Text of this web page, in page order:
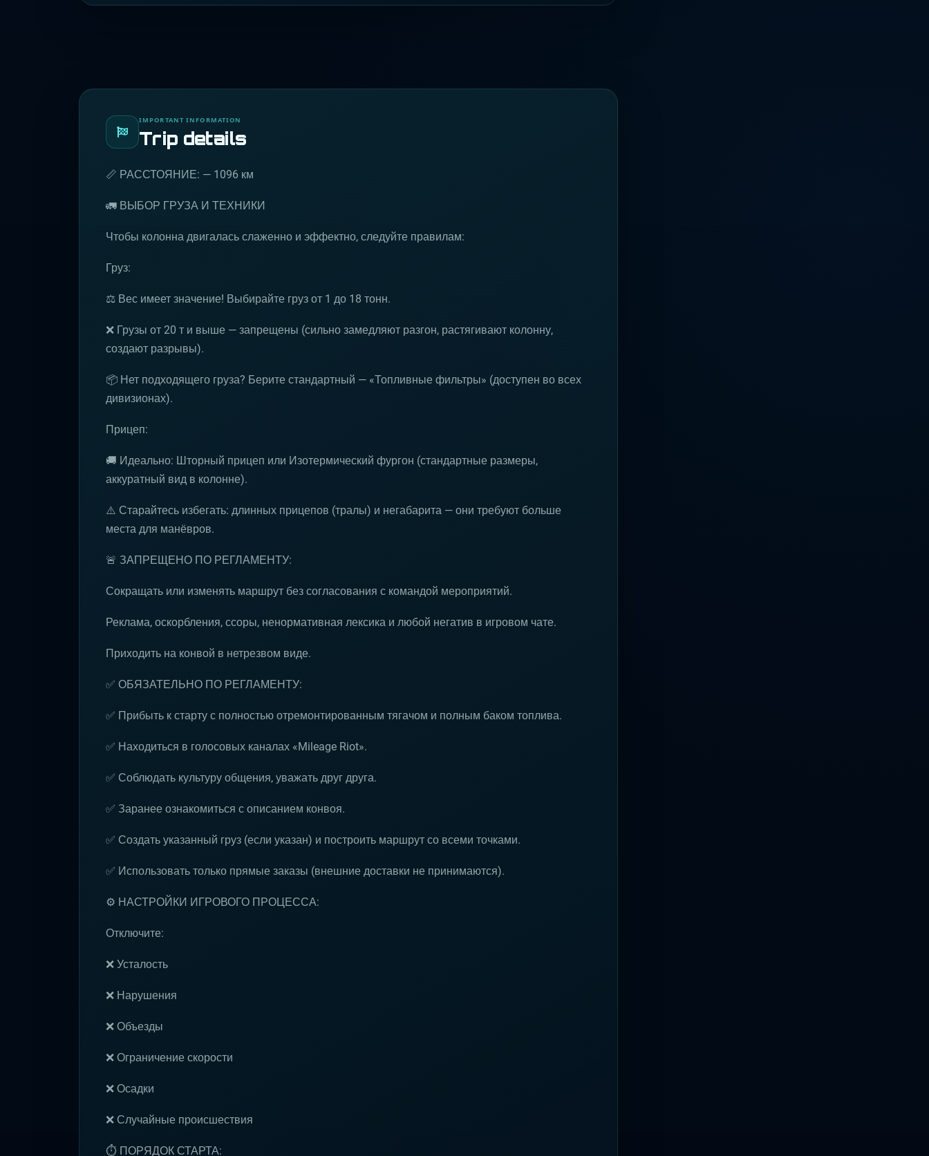
IMPORTANT INFORMATION
Trip details
📏 РАССТОЯНИЕ: — 1096 км
🚛 ВЫБОР ГРУЗА И ТЕХНИКИ
Чтобы колонна двигалась слаженно и эффектно, следуйте правилам:
Груз:
⚖️ Вес имеет значение! Выбирайте груз от 1 до 18 тонн.
❌ Грузы от 20 т и выше — запрещены (сильно замедляют разгон, растягивают колонну,
создают разрывы).
📦 Нет подходящего груза? Берите стандартный — «Топливные фильтры» (доступен во всех
дивизионах).
Прицеп:
🚚 Идеально: Шторный прицеп или Изотермический фургон (стандартные размеры,
аккуратный вид в колонне).
⚠️ Старайтесь избегать: длинных прицепов (тралы) и негабарита — они требуют больше
места для манёвров.
🚨 ЗАПРЕЩЕНО ПО РЕГЛАМЕНТУ:
Сокращать или изменять маршрут без согласования с командой мероприятий.
Реклама, оскорбления, ссоры, ненормативная лексика и любой негатив в игровом чате.
Приходить на конвой в нетрезвом виде.
✅ ОБЯЗАТЕЛЬНО ПО РЕГЛАМЕНТУ:
✅ Прибыть к старту с полностью отремонтированным тягачом и полным баком топлива.
✅ Находиться в голосовых каналах «Mileage Riot».
✅ Соблюдать культуру общения, уважать друг друга.
✅ Заранее ознакомиться с описанием конвоя.
✅ Создать указанный груз (если указан) и построить маршрут со всеми точками.
✅ Использовать только прямые заказы (внешние доставки не принимаются).
⚙️ НАСТРОЙКИ ИГРОВОГО ПРОЦЕССА:
Отключите:
❌ Усталость
❌ Нарушения
❌ Объезды
❌ Ограничение скорости
❌ Осадки
❌ Случайные происшествия
⏱ ПОРЯДОК СТАРТА: